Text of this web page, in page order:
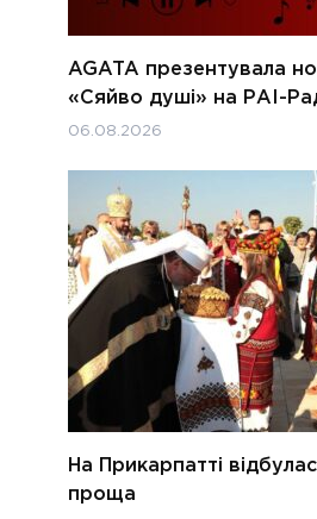
AGATA презентувала
«Сяйво душі» на РАІ-
06.08.2026
На Прикарпатті
проща